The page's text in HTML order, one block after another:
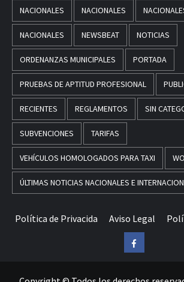
NACIONALES NACIONALES
NACIONALES NEWSBEAT NOTICIAS
ORDENANZAS MUNICIPALES PORTADA
PRUEBAS DE APTITUD PROFESIONAL
RECIENTES REGLAMENTOS SIN
SUBVENCIONES TARIFAS
VEHÍCULOS HOMOLOGADOS PARA TAXI
ÚLTIMAS NOTICIAS NACIONALES E
Política de Privacida Aviso Legal
Facebook